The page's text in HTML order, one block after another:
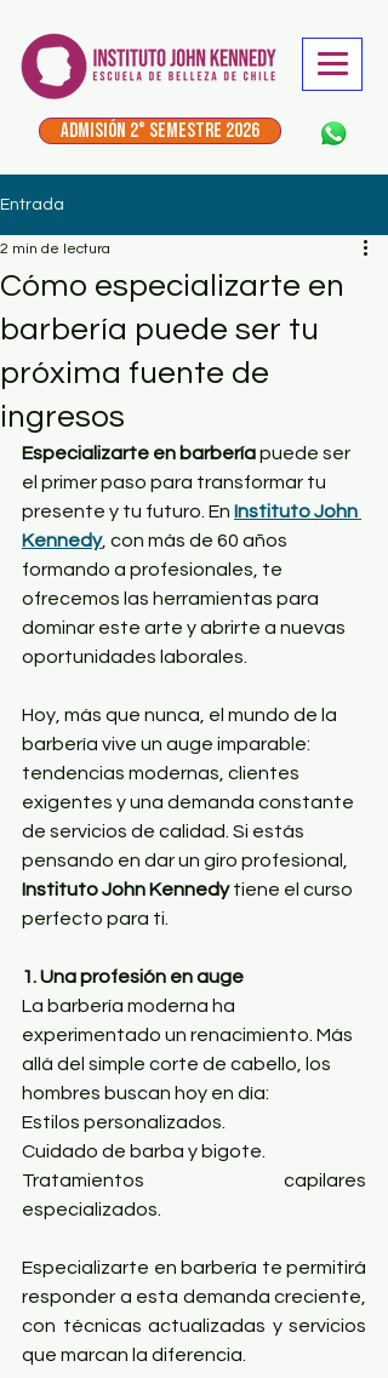
ADMISIÓN 2° Semestre 2026
Entrada
Cómo especializarte en
barbería puede ser tu
próxima fuente de
ingresos
2 min de lectura
Especializarte en barbería puede ser
el primer paso para transformar tu
presente y tu futuro. En Instituto John
Kennedy, con más de 60 años
formando a profesionales, te
ofrecemos las herramientas para
dominar este arte y abrirte a nuevas
oportunidades laborales.
Hoy, más que nunca, el mundo de la
barbería vive un auge imparable:
tendencias modernas, clientes
exigentes y una demanda constante
de servicios de calidad. Si estás
pensando en dar un giro profesional,
Instituto John Kennedy tiene el curso
perfecto para ti.
1. Una profesión en auge
La barbería moderna ha
experimentado un renacimiento. Más
allá del simple corte de cabello, los
hombres buscan hoy en día:
Estilos personalizados.
Cuidado de barba y bigote.
Tratamientos capilares
especializados.
Especializarte en barbería te permitirá
responder a esta demanda creciente,
con técnicas actualizadas y servicios
que marcan la diferencia.